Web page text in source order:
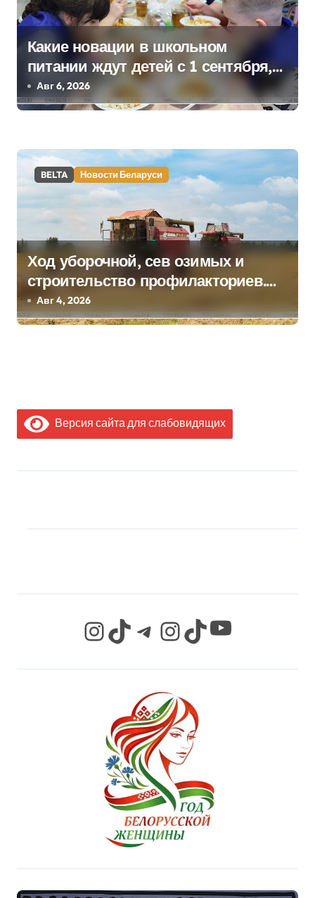
и
с
я
м
Какие новации в школьном
питании ждут детей с 1 сентября,
рассказали в правительстве
Авг 6, 2026
BELTA Новости Беларуси
Ход уборочной, сев озимых и
строительство профилакториев.
Лукашенко заслушал доклад главы
Минсельхозпрода
Авг 4, 2026
Версия сайта для слабовидящих
InstagramTikTok Telegram InstagramTikTok YouTube